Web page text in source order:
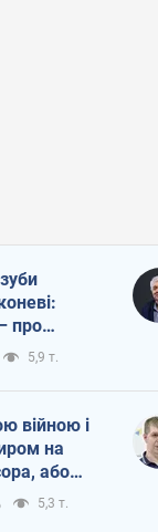
про
5,9 т.
війною і
на
або
– теж
5,3 т.